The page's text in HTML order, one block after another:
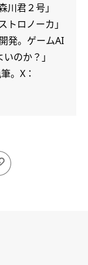
川君２号」
トロノーカ」
発。ゲームAI
のか？」
。X：